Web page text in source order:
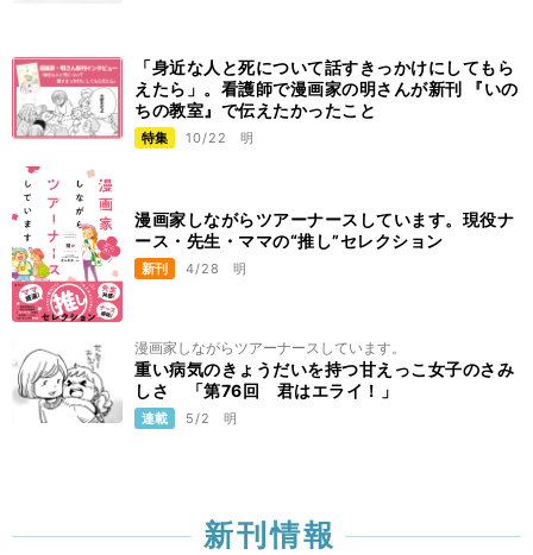
「身近な人と死について話すきっかけにしてもら
えたら」。看護師で漫画家の明さんが新刊 『いの
ちの教室』で伝えたかったこと
特集 10/22 明
漫画家しながらツアーナースしています。現役ナ
ース・先生・ママの“推し”セレクション
新刊 4/28 明
漫画家しながらツアーナースしています。
重い病気のきょうだいを持つ甘えっこ女子のさみ
しさ 「第76回 君はエライ！」
連載 5/2 明
新刊情報